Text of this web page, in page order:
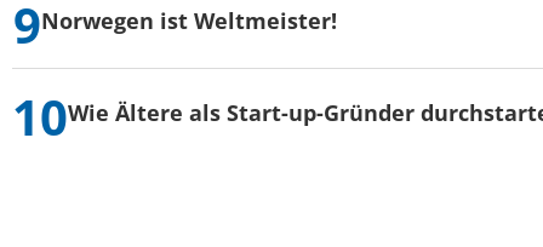
Norwegen ist Weltmeister!
Wie Ältere als Start-up-Gründer